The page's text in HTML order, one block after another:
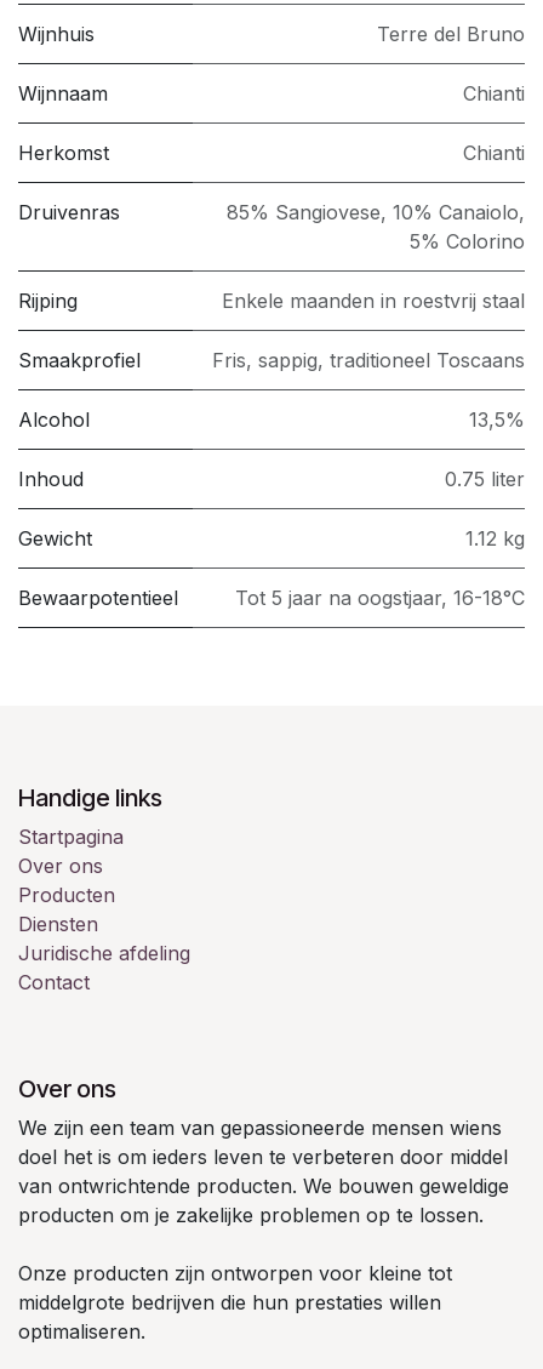
Wijnhuis Terre del Bruno
Wijnnaam Chianti
Herkomst Chianti
Druivenras
85% Sangiovese, 10% Canaiolo,
5% Colorino
Rijping Enkele maanden in roestvrij staal
Smaakprofiel Fris, sappig, traditioneel Toscaans
Alcohol 13,5%
Inhoud 0.75 liter
Gewicht 1.12 kg
Bewaarpotentieel Tot 5 jaar na oogstjaar, 16-18°C
Handige links
Startpagina
Over ons
Producten
Diensten
Juridische afdeling
Contact
Over ons
We zijn een team van gepassioneerde mensen wiens
doel het is om ieders leven te verbeteren door middel
van ontwrichtende producten. We bouwen geweldige
producten om je zakelijke problemen op te lossen.
Onze producten zijn ontworpen voor kleine tot
middelgrote bedrijven die hun prestaties willen
optimaliseren.